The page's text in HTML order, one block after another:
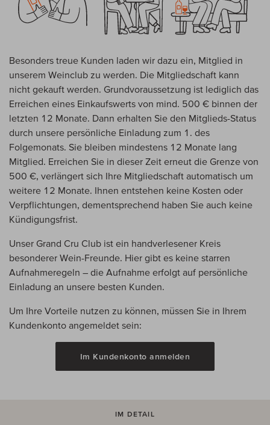
Besonders treue Kunden laden wir dazu ein, Mitglied in
unserem Weinclub zu werden. Die Mitgliedschaft kann
nicht gekauft werden. Grundvoraussetzung ist lediglich das
Erreichen eines Einkaufswerts von mind. 500 € binnen der
letzten 12 Monate. Dann erhalten Sie den Mitglieds-Status
durch unsere persönliche Einladung zum 1. des
Folgemonats. Sie bleiben mindestens 12 Monate lang
Mitglied. Erreichen Sie in dieser Zeit erneut die Grenze von
500 €, verlängert sich Ihre Mitgliedschaft automatisch um
weitere 12 Monate. Ihnen entstehen keine Kosten oder
Verpflichtungen, dementsprechend haben Sie auch keine
Kündigungsfrist.
Unser Grand Cru Club ist ein handverlesener Kreis
besonderer Wein-Freunde. Hier gibt es keine starren
Aufnahmeregeln – die Aufnahme erfolgt auf persönliche
Einladung an unsere besten Kunden.
Um Ihre Vorteile nutzen zu können, müssen Sie in Ihrem
Kundenkonto angemeldet sein:
Im Kundenkonto anmelden
IM DETAIL